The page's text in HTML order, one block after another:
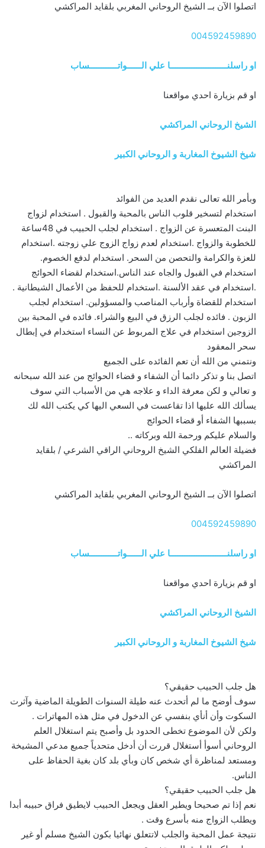
اتصلوا الآن بــ الشيخ الروحاني المغربي بلقايد المراكشي
004592459890
او راسلنــــــــــــــــــــــــا علي الــــــواتــــــــــــساب
او قم بزيارة احدي مواقعنا
الشيخ الروحاني المراكشي
شيخ الشيوخ المغاربة و الروحاني الكبير
وبأمر الله تعالى نقدم العديد من الفوائد
استخدام لتسخير قلوب الناس بالمحبة والقبول . استخدام لزواج
البنت المتعسرة عن الزواج . استخدام لجلب الحبيب في 48ساعة
للخطوبة والزواج .استخدام لعدم زواج الزوج علي زوجته .استخدام
للعزة والكرامة والتحصن من السحر. استخدام لدفع الخصوم.
استخدام في القبول والجاه عند الناس.استخدام لقضاء الحوائج
.استخدام في عقد الألسنة .استخدام للحفظ من الأعمال الشيطانية .
استخدام للقضاة وأرباب المناصب والمسؤولين. استخدام لجلب
الزبون . فائده لجلب الرزق في البيع والشراء. فائده في المحبة بين
الزوجين استخدام في علاج المربوط عن النساء استخدام في إبطال
سحر المعقود
ونتمني من الله أن تعم الفائده على الجميع
اتصل بنا و تذكر دائما أن الشفاء و قضاء الحوائج من عند الله سبحانه
و تعالي و لكن معرفة الداء و علاجه هي من الأسباب التي سوف
يسألك الله عليها اذا تقاعست في السعي اليها كي يكتب الله لك
بسببها الشفاء أو قضاء الحوائج
والسلام عليكم ورحمة الله وبركاته ..
فضيلة العالم الفلكي الشيخ الروحاني الراقي الشرعي / بلقايد
المراكشي
اتصلوا الآن بــ الشيخ الروحاني المغربي بلقايد المراكشي
004592459890
او راسلنــــــــــــــــــــــــا علي الــــــواتــــــــــــساب
او قم بزيارة احدي مواقعنا
الشيخ الروحاني المراكشي
شيخ الشيوخ المغاربة و الروحاني الكبير
هل جلب الحبيب حقيقي؟
سوف أوضح ما لم أتحدث عنه طيلة السنوات الطويلة الماضية وآثرت
السكوت وأن أنأي بنفسي عن الدخول في مثل هذه المهاترات .
ولكن لأن الموضوع تخطى الحدود بل وأصبح يتم استغلال العلم
الروحاني أسوأ أستغلال قررت أن أدخل متحدياً جميع مدعي المشيخة
ومستعد لمناظرة أي شخص كان وبأي بلد كان بغية الحفاظ على
الناس.
هل جلب الحبيب حقيقي؟
نعم إذا تم صحيحا ويطير العقل ويجعل الحبيب لايطيق فراق حبيبه أبدا
ويطلب الزواج منه بأسرع وقت .
نتيجة عمل المحبة والجلب لاتتعلق نهائيا بكون الشيخ مسلم أو غير